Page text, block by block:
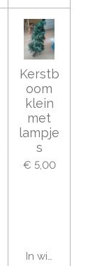
Kerstb
oom
klein
met
lampje
s
€ 5,00
In